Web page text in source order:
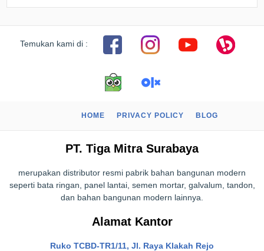
Temukan kami di :
HOME PRIVACY POLICY BLOG
PT. Tiga Mitra Surabaya
merupakan distributor resmi pabrik bahan bangunan modern
seperti bata ringan, panel lantai, semen mortar, galvalum, tandon,
dan bahan bangunan modern lainnya.
Alamat Kantor
Ruko TCBD-TR1/11, Jl. Raya Klakah Rejo